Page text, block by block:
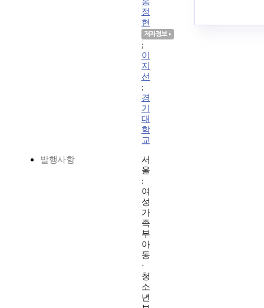
정
현
;
이
지
선
;
경
기
대
학
교
발행사항
서
울
:
여
성
가
족
부
아
동
·
청
소
년